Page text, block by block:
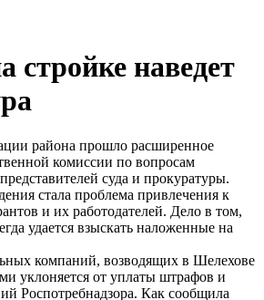
стройке наведет
района прошло расширенное
комиссии по вопросам
суда и прокуратуры.
стала проблема привлечения к
и их работодателей. Дело в том,
удается взыскать наложенные на
компаний, возводящих в Шелехове
уклоняется от уплаты штрафов и
Роспотребнадзора. Как сообщила